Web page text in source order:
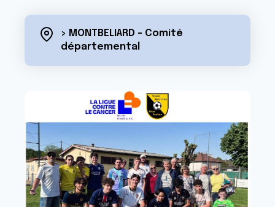
> MONTBELIARD - Comité
départemental